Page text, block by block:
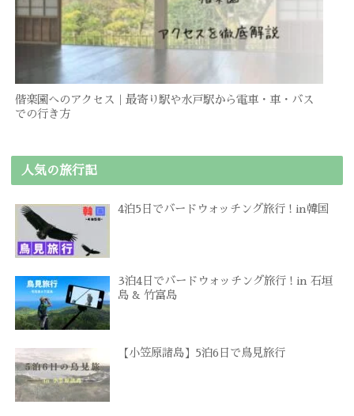
偕楽園へのアクセス｜最寄り駅や水戸駅から電車・車・バス
での行き方
人気の旅行記
4泊5日でバードウォッチング旅行 ! in韓国
3泊4日でバードウォッチング旅行 ! in 石垣
島 & 竹富島
【小笠原諸島】5泊6日で鳥見旅行